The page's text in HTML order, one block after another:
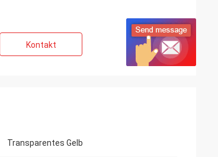
Kontakt
Transparentes Gelb